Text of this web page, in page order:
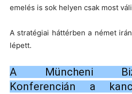
emelés is sok helyen csak most
A stratégiai háttérben a német
lépett.
A Müncheni
Konferencián a